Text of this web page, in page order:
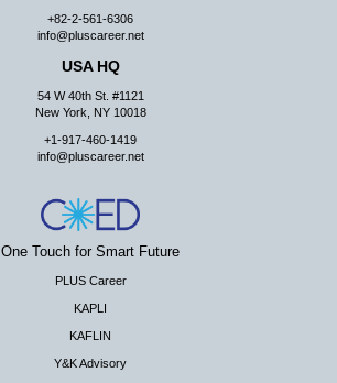
+82-2-561-6306
info@pluscareer.net
USA HQ
54 W 40th St. #1121
New York, NY 10018
+1-917-460-1419
info@pluscareer.net
One Touch for Smart Future
PLUS Career
KAPLI
KAFLIN
Y&K Advisory